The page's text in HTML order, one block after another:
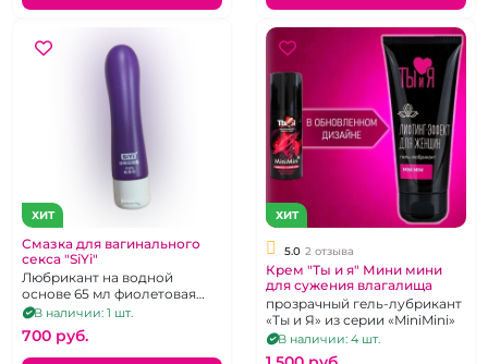
ХИТ
Смазка для вагинального
секса "SiYi"
Любрикант на водной
основе 65 мл фиолетовая
упаковка
В наличии: 1 шт.
700 pуб.
ХИТ
5.0 2 отзыва
Крем "Ты и я" Мини мини
для сужения влагалища
прозрачный гель-лубрикант
«Ты и Я» из серии «MiniMini»
В наличии: 4 шт.